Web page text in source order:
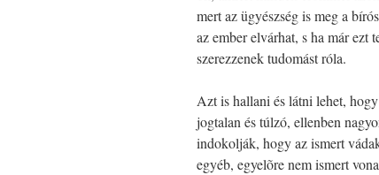
mert az ügyészség is meg a
az ember elvárhat, s ha már ezt
szerezzenek tudomást róla.
Azt is hallani és látni lehet,
jogtalan és túlzó, ellenben
indokolják, hogy az ismert
egyéb, egyelõre nem ismert